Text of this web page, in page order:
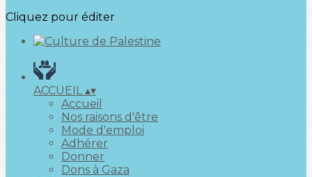
Cliquez pour éditer
ACCUEIL▴▾
Accueil
Nos raisons d'être
Mode d'emploi
Adhérer
Donner
Dons à Gaza